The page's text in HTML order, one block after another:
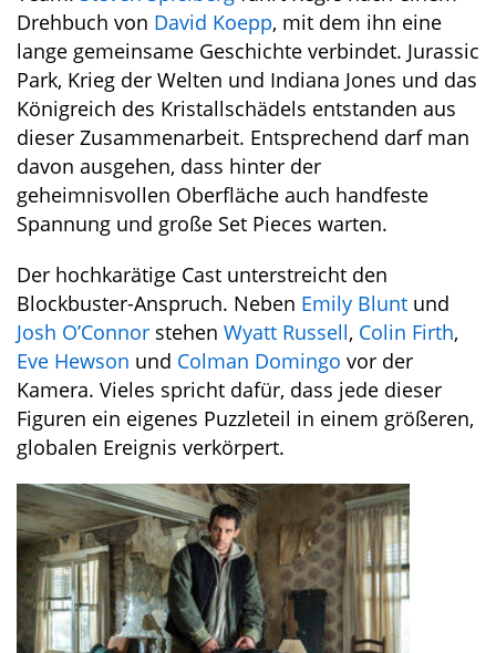
Drehbuch von David Koepp, mit dem ihn eine
lange gemeinsame Geschichte verbindet. Jurassic
Park, Krieg der Welten und Indiana Jones und das
Königreich des Kristallschädels entstanden aus
dieser Zusammenarbeit. Entsprechend darf man
davon ausgehen, dass hinter der
geheimnisvollen Oberfläche auch handfeste
Spannung und große Set Pieces warten.
Der hochkarätige Cast unterstreicht den
Blockbuster-Anspruch. Neben Emily Blunt und
Josh O’Connor stehen Wyatt Russell, Colin Firth,
Eve Hewson und Colman Domingo vor der
Kamera. Vieles spricht dafür, dass jede dieser
Figuren ein eigenes Puzzleteil in einem größeren,
globalen Ereignis verkörpert.